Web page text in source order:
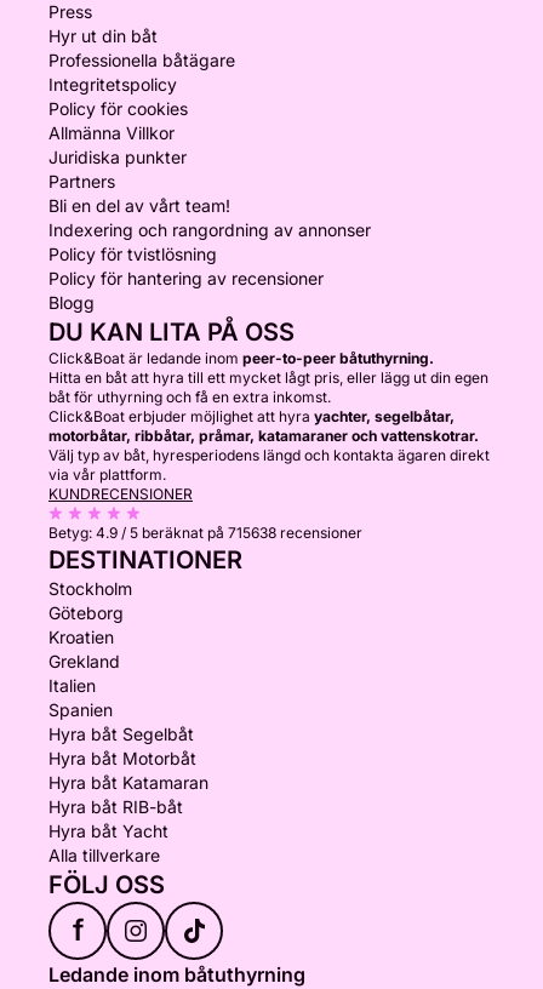
Press
Hyr ut din båt
Professionella båtägare
Integritetspolicy
Policy för cookies
Allmänna Villkor
Juridiska punkter
Partners
Bli en del av vårt team!
Indexering och rangordning av annonser
Policy för tvistlösning
Policy för hantering av recensioner
Blogg
DU KAN LITA PÅ OSS
Click&Boat är ledande inom peer-to-peer båtuthyrning.
Hitta en båt att hyra till ett mycket lågt pris, eller lägg ut din egen
båt för uthyrning och få en extra inkomst.
Click&Boat erbjuder möjlighet att hyra yachter, segelbåtar,
motorbåtar, ribbåtar, pråmar, katamaraner och vattenskotrar.
Välj typ av båt, hyresperiodens längd och kontakta ägaren direkt
via vår plattform.
KUNDRECENSIONER
Betyg: 4.9 / 5 beräknat på 715638 recensioner
DESTINATIONER
Stockholm
Göteborg
Kroatien
Grekland
Italien
Spanien
Hyra båt Segelbåt
Hyra båt Motorbåt
Hyra båt Katamaran
Hyra båt RIB-båt
Hyra båt Yacht
Alla tillverkare
FÖLJ OSS
f
Ledande inom båtuthyrning